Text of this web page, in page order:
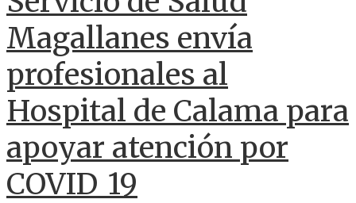
Magallanes envía
profesionales al
Hospital de Calama para
apoyar atención por
COVID_19